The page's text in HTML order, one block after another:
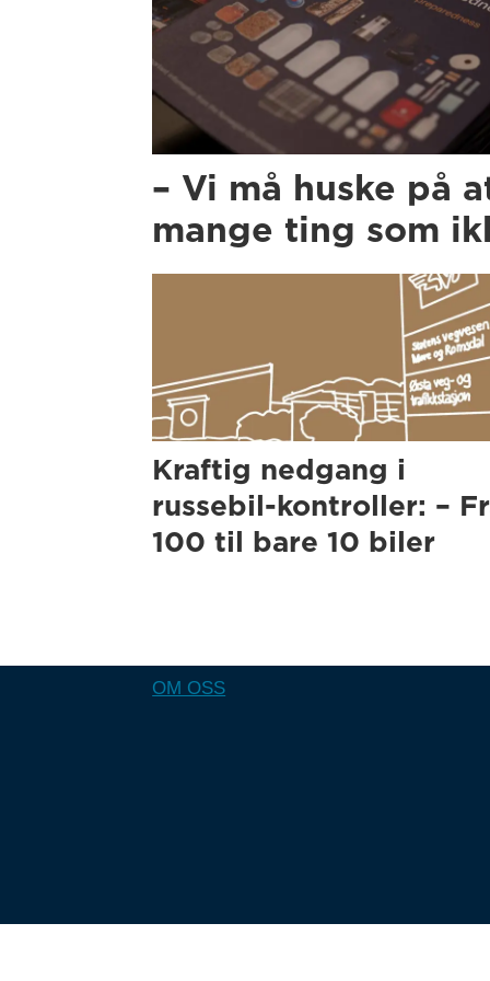
– Vi må huske på
mange ting som
Kraftig nedgang i
russebil-kontroller: –
100 til bare 10 biler
OM OSS